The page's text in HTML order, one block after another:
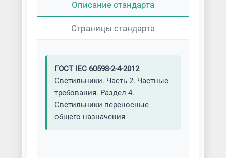
Описание стандарта
Страницы стандарта
ГОСТ IEC 60598-2-4-2012
Светильники. Часть 2. Частные
требования. Раздел 4.
Светильники переносные
общего назначения